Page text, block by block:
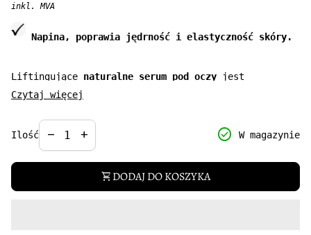
inkl. MVA
Napina, poprawia jędrność i elastyczność skóry.
Liftingujące naturalne serum pod oczy
jest
idealne
dla każdej kobiety
zadbać o redukcję worków i cieni
stawia na naturę, bo wie, że drzemie w niej potężna
moc odmładzania spojrzenia.
Czytaj więcej
Ilość
Decrease quantity for
remove
Increase quantity for
add check_circle W magazynie
shopping_cart DODAJ DO KOSZYKA